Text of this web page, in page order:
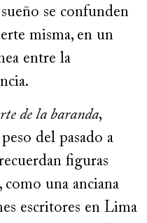
se confunden
misma, en un
entre la
de la baranda,
del pasado a
figuras
como una anciana
escritores en Lima